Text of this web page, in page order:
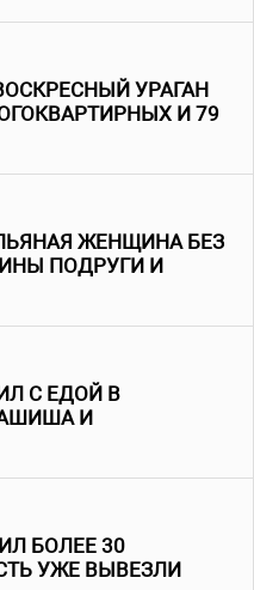
УРАГАН
И 79
ЖЕНЩИНА БЕЗ
ПОДРУГИ И
С ЕДОЙ В
И
БОЛЕЕ 30
УЖЕ ВЫВЕЗЛИ